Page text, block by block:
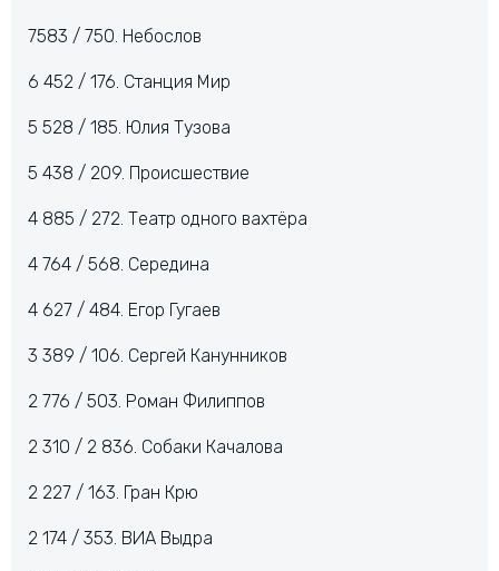
7583 / 750. Небослов
6 452 / 176. Станция Мир
5 528 / 185. Юлия Тузова
5 438 / 209. Происшествие
4 885 / 272. Театр одного вахтёра
4 764 / 568. Середина
4 627 / 484. Егор Гугаев
3 389 / 106. Сергей Канунников
2 776 / 503. Роман Филиппов
2 310 / 2 836. Собаки Качалова
2 227 / 163. Гран Крю
2 174 / 353. ВИА Выдра